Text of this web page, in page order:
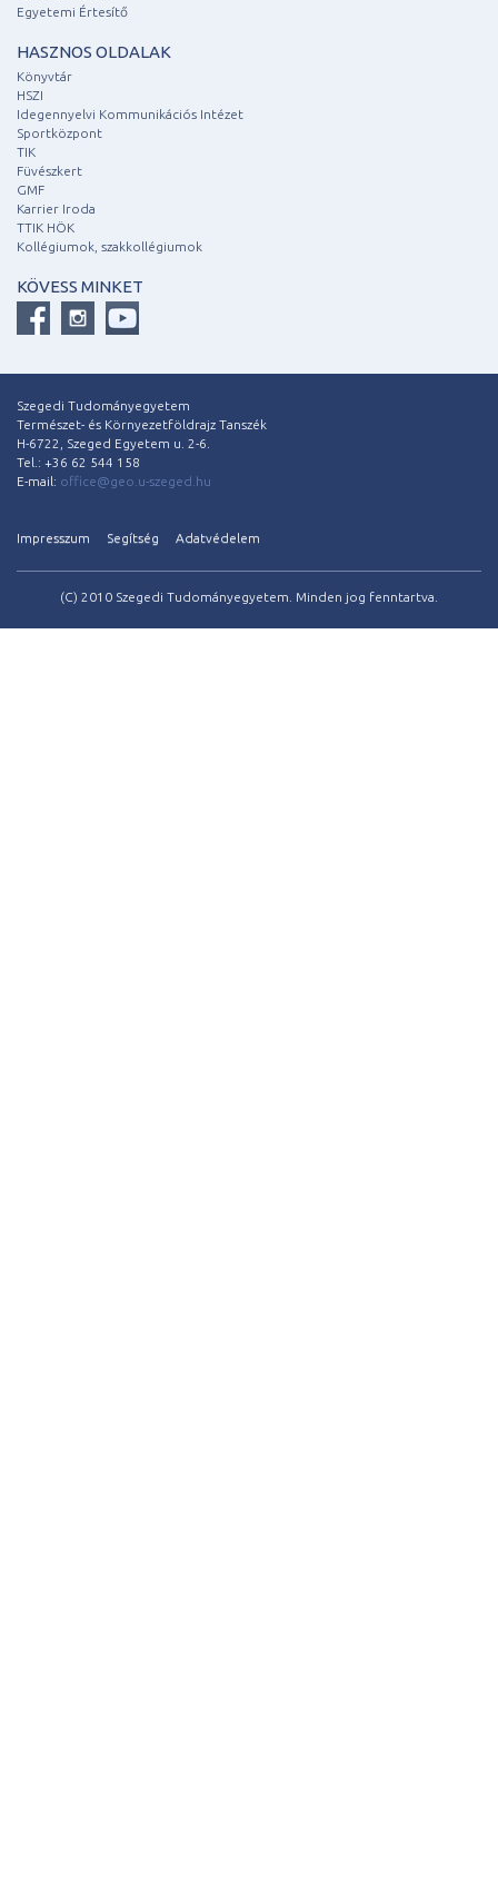
Egyetemi Értesítő
HASZNOS OLDALAK
Könyvtár
HSZI
Idegennyelvi Kommunikációs Intézet
Sportközpont
TIK
Füvészkert
GMF
Karrier Iroda
TTIK HÖK
Kollégiumok, szakkollégiumok
KÖVESS MINKET
Szegedi Tudományegyetem
Természet- és Környezetföldrajz Tanszék
H-6722, Szeged Egyetem u. 2-6.
Tel.: +36 62 544 158
E-mail: office@geo.u-szeged.hu
Impresszum Segítség Adatvédelem
(C) 2010 Szegedi Tudományegyetem. Minden jog fenntartva.